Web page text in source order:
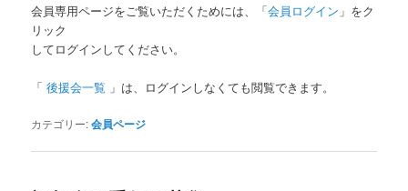
会員専用ページをご覧いただくためには、「会員ログイン 」をク
リック
してログインしてください。
「後援会一覧 」は、ログインしなくても閲覧できます。
カテゴリー:会員ページ